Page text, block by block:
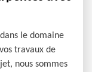
le domaine
travaux de
nous sommes